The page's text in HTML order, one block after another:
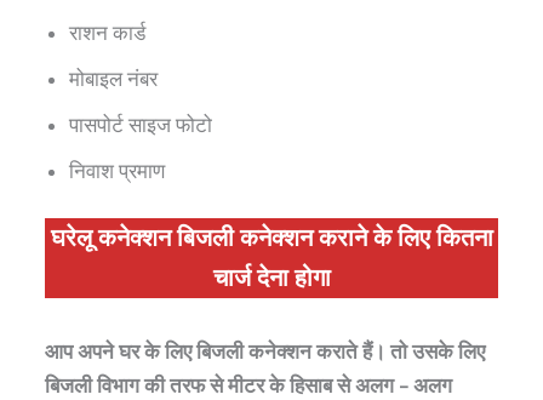
राशन कार्ड
मोबाइल नंबर
पासपोर्ट साइज फोटो
निवाश प्रमाण
घरेलू कनेक्शन बिजली कनेक्शन कराने के लिए कितना
चार्ज देना होगा
आप अपने घर के लिए बिजली कनेक्शन कराते हैं। तो उसके लिए
बिजली विभाग की तरफ से मीटर के हिसाब से अलग – अलग